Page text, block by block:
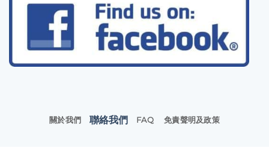
關於我們 聯絡我們 FAQ 免責聲明及政策